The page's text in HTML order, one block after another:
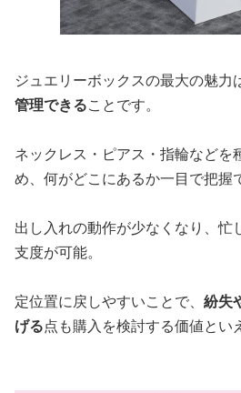
ジュエリーボックスの最大の魅力
管理できることです。
ネックレス・ピアス・指輪などを
め、何がどこにあるか一目で把握
出し入れの動作が少なくなり、忙
支度が可能。
定位置に戻しやすいことで、 紛失
げる点も購入を検討する価値とい